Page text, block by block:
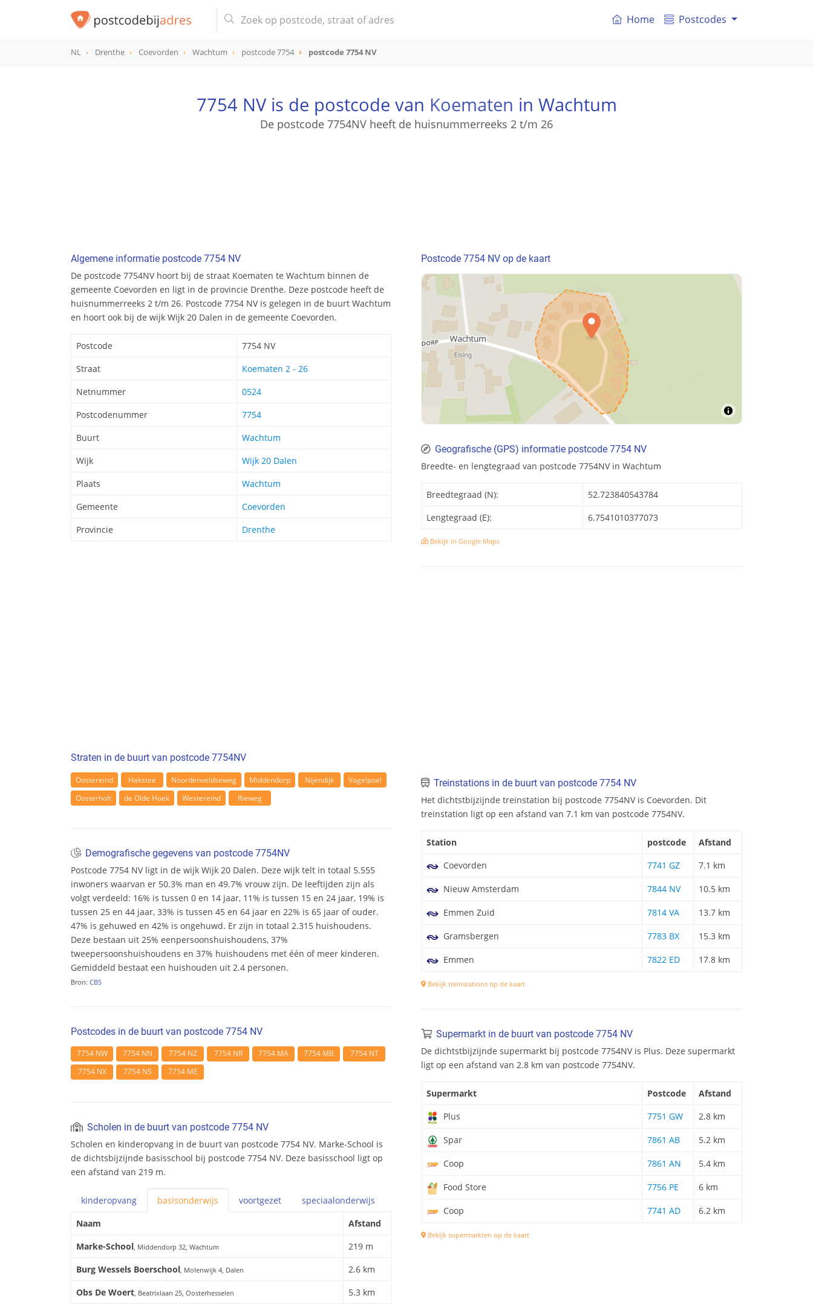
Home Postcodes
NL Drenthe Coevorden Wachtum postcode 7754 postcode 7754 NV
7754 NV is de postcode van Koematen in Wachtum
De postcode 7754NV heeft de huisnummerreeks 2 t/m 26
Algemene informatie postcode 7754 NV
De postcode 7754NV hoort bij de straat Koematen te Wachtum binnen de
gemeente Coevorden en ligt in de provincie Drenthe. Deze postcode heeft de
huisnummerreeks 2 t/m 26. Postcode 7754 NV is gelegen in de buurt Wachtum
en hoort ook bij de wijk Wijk 20 Dalen in de gemeente Coevorden.
Postcode
7754 NV
Straat
Koematen 2 - 26
Netnummer
0524
Postcodenummer
7754
Buurt
Wachtum
Wijk
Wijk 20 Dalen
Plaats
Wachtum
Gemeente
Coevorden
Provincie
Drenthe
Straten in de buurt van postcode 7754NV
Oostereind Hakstee Noordenveldseweg Middendorp Nijendijk
Vogelpoel
Oosterholt
de Olde Hoek Westereind Rieweg
Demografische gegevens van postcode 7754NV
Postcode 7754 NV ligt in de wijk Wijk 20 Dalen. Deze wijk telt in totaal 5.555
inwoners waarvan er 50.3% man en 49.7% vrouw zijn. De leeftijden zijn als
volgt verdeeld: 16% is tussen 0 en 14 jaar, 11% is tussen 15 en 24 jaar, 19% is
tussen 25 en 44 jaar, 33% is tussen 45 en 64 jaar en 22% is 65 jaar of ouder.
47% is gehuwed en 42% is ongehuwd. Er zijn in totaal 2.315 huishoudens.
Deze bestaan uit 25% eenpersoonshuishoudens, 37%
tweepersoonshuishoudens en 37% huishoudens met één of meer kinderen.
Gemiddeld bestaat een huishouden uit 2.4 personen.
Bron: CBS
Postcodes in de buurt van postcode 7754 NV
7754 NW 7754 NN 7754 NZ 7754 NR 7754 MA 7754 MB
7754 NT
7754 NX
7754 NS 7754 ME
Scholen in de buurt van postcode 7754 NV
Scholen en kinderopvang in de buurt van postcode 7754 NV. Marke-School is
de dichtsbijzijnde basisschool bij postcode 7754 NV. Deze basisschool ligt op
een afstand van 219 m.
kinderopvang basisonderwijs voortgezet speciaalonderwijs
Naam
Afstand
Marke-School , Middendorp 32, Wachtum
219 m
Burg Wessels Boerschool , Molenwijk 4, Dalen
2.6 km
Obs De Woert , Beatrixlaan 25, Oosterhesselen
5.3 km
Postcode 7754 NV op de kaart
Geografische (GPS) informatie postcode 7754 NV
Breedte- en lengtegraad van postcode 7754NV in Wachtum
Breedtegraad (N):
52.723840543784
Lengtegraad (E):
6.7541010377073
Bekijk in Google Maps
Treinstations in de buurt van postcode 7754 NV
Het dichtstbijzijnde treinstation bij postcode 7754NV is Coevorden. Dit
treinstation ligt op een afstand van 7.1 km van postcode 7754NV.
Station postcode
Afstand
Coevorden
7741 GZ 7.1 km
Nieuw Amsterdam 7844 NV 10.5 km
Emmen Zuid 7814 VA 13.7 km
Gramsbergen 7783 BX 15.3 km
Emmen 7822 ED 17.8 km
Bekijk treinstations op de kaart
Supermarkt in de buurt van postcode 7754 NV
De dichtstbijzijnde supermarkt bij postcode 7754NV is Plus. Deze supermarkt
ligt op een afstand van 2.8 km van postcode 7754NV.
Supermarkt Postcode
Afstand
Plus
7751 GW 2.8 km
Spar 7861 AB 5.2 km
Coop 7861 AN 5.4 km
Food Store 7756 PE 6 km
Coop 7741 AD 6.2 km
Bekijk supermarkten op de kaart